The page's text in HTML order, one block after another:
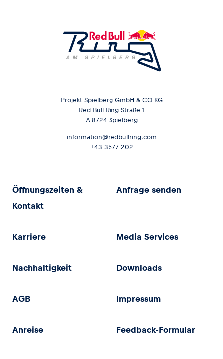
Projekt Spielberg GmbH & CO KG
Red Bull Ring Straße 1
A-8724 Spielberg
information@redbullring.com
+43 3577 202
Öffnungszeiten &
Kontakt
Anfrage senden
Karriere Media Services
Nachhaltigkeit Downloads
AGB Impressum
Anreise Feedback-Formular